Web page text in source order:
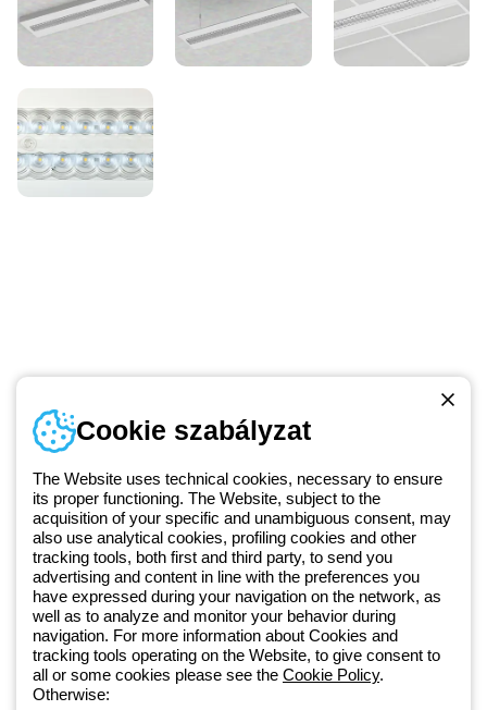
Since 2025, Beghelli has been part of the GEWISS Group, within the
GEWISS LightZone ecosystem, where we develop integrated
lighting solutions that transform complexity into simplicity, supporting
professionals and end users in meeting their needs. Discover more
about GEWISS
Telefonszám
Hétfőtől-péntekig: 8.00-16.30
1 951 3194
Cookie szabályzat
The Website uses technical cookies, necessary to ensure
its proper functioning. The Website, subject to the
acquisition of your specific and unambiguous consent, may
also use analytical cookies, profiling cookies and other
tracking tools, both first and third party, to send you
advertising and content in line with the preferences you
have expressed during your navigation on the network, as
well as to analyze and monitor your behavior during
navigation. For more information about Cookies and
tracking tools operating on the Website, to give consent to
all or some cookies please see the Cookie Policy.
Otherwise: